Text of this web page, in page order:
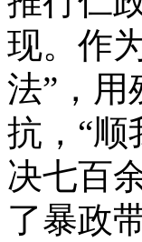
现。作
法”，
抗，“顺
决七百
了暴政